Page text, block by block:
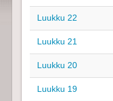
Luukku 22
Luukku 21
Luukku 20
Luukku 19